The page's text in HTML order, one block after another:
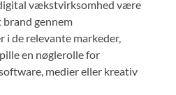
vækstvirksomhed være
gennem
de relevante markeder,
en nøglerolle for
medier eller kreativ